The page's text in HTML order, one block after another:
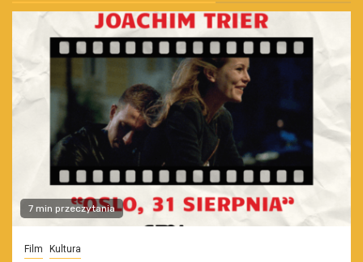
7 min przeczytania
Film Kultura